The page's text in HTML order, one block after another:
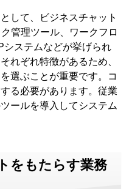
して、ビジネスチャット
管理ツール、ワークフロ
ステムなどが挙げられ
れぞれ特徴があるため、
選ぶことが重要です。コ
る必要があります。従業
ールを導入してシステム
をもたらす業務